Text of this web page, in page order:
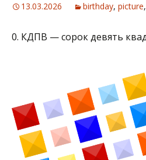
13.03.2026 birthday, picture,
0. КДПВ — сорок девять